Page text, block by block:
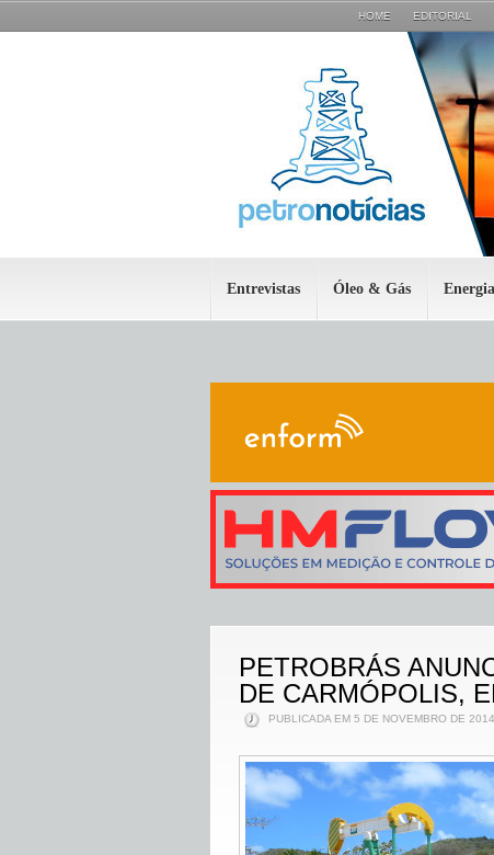
HOME EDITORIAL
Entrevistas Óleo & Gás Energia
PETROBRÁS
DE CARMÓPOLIS,
PUBLICADA EM 5 DE NOVEMBRO DE